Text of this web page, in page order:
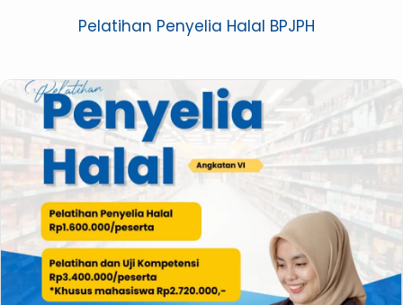
Pelatihan Penyelia Halal BPJPH